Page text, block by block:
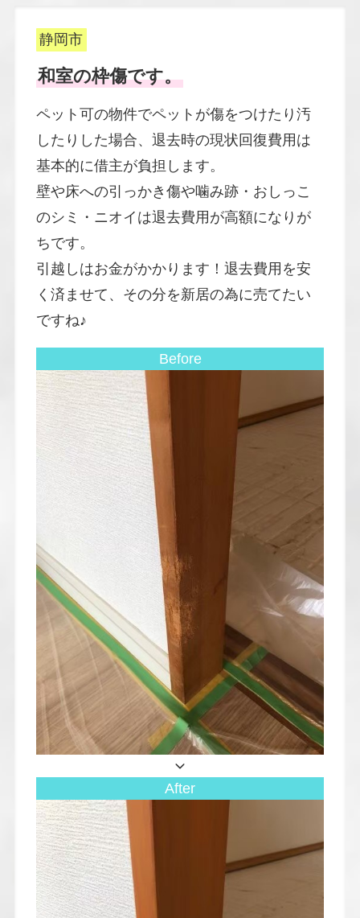
静岡市
和室の枠傷です。
ペット可の物件でペットが傷をつけたり汚
したりした場合、退去時の現状回復費用は
基本的に借主が負担します。
壁や床への引っかき傷や噛み跡・おしっこ
のシミ・ニオイは退去費用が高額になりが
ちです。
引越しはお金がかかります！退去費用を安
く済ませて、その分を新居の為に売てたい
ですね♪
Before
After